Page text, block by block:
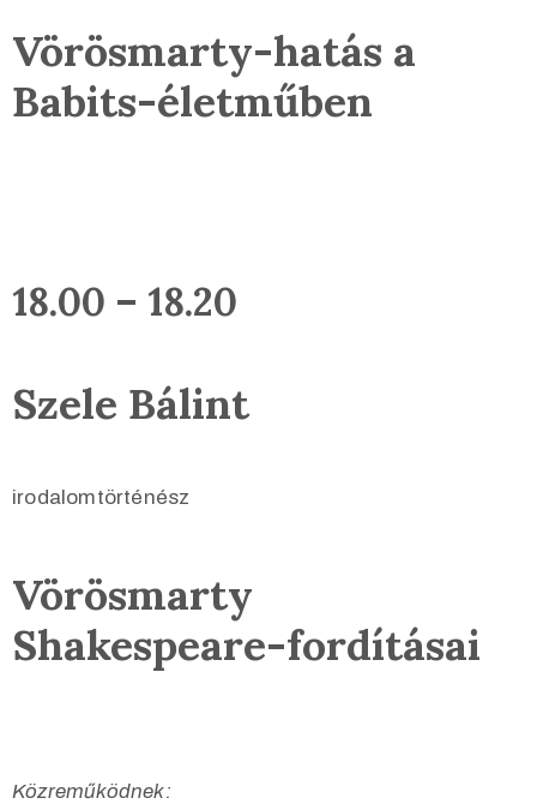
Vörösmarty-hatás a
Babits-életműben
18.00 – 18.20
Szele Bálint
irodalomtörténész
Vörösmarty
Shakespeare-fordításai
Közreműködnek: